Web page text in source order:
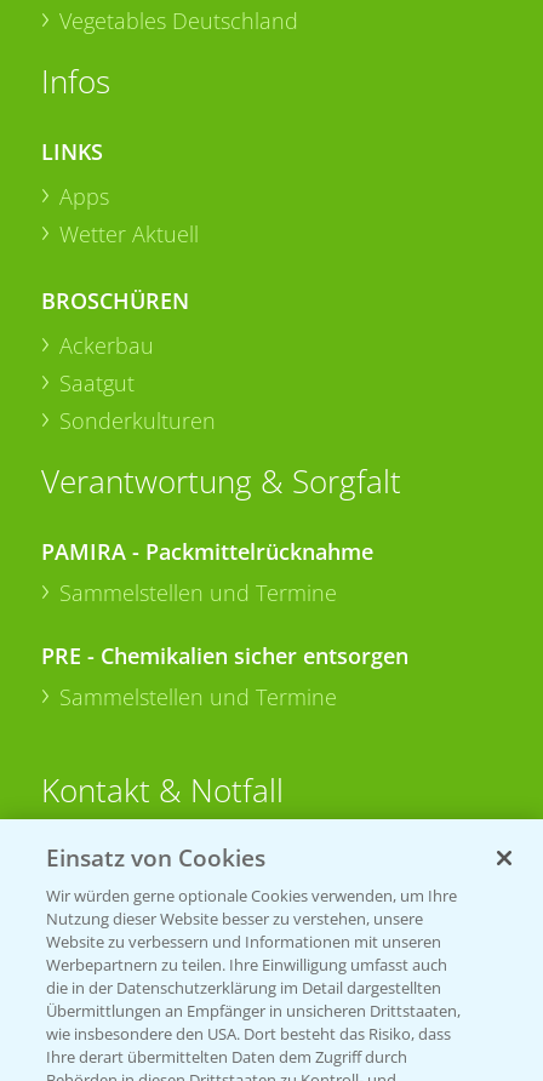
Vegetables Deutschland
Infos
LINKS
Apps
Wetter Aktuell
BROSCHÜREN
Ackerbau
Saatgut
Sonderkulturen
Verantwortung & Sorgfalt
PAMIRA - Packmittelrücknahme
Sammelstellen und Termine
PRE - Chemikalien sicher entsorgen
Sammelstellen und Termine
Kontakt & Notfall
Beratung auf WhatsApp
T.+49 (0)174 346 564 1
KONTAKT
Hilfe in Notfällen
T.+49 (0)214/30-20220
Einsatz von Cookies
Wir würden gerne optionale Cookies verwenden, um Ihre
Nutzung dieser Website besser zu verstehen, unsere
Website zu verbessern und Informationen mit unseren
Werbepartnern zu teilen. Ihre Einwilligung umfasst auch
die in der Datenschutzerklärung im Detail dargestellten
Übermittlungen an Empfänger in unsicheren Drittstaaten,
wie insbesondere den USA. Dort besteht das Risiko, dass
Ihre derart übermittelten Daten dem Zugriff durch